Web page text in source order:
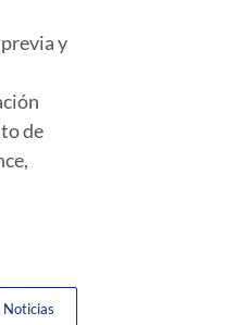
y
de
Noticias